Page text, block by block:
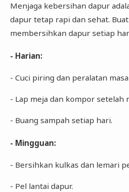
Menjaga kebersihan dapur
dapur tetap rapi dan sehat.
membersihkan dapur setiap
- Harian:
- Cuci piring dan peralatan
- Lap meja dan kompor setelah
- Buang sampah setiap hari.
- Mingguan:
- Bersihkan kulkas dan lemari
- Pel lantai dapur.